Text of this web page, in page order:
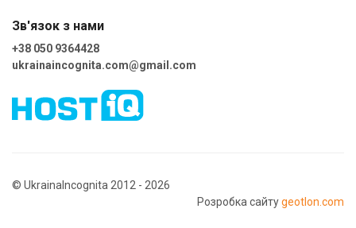
Зв'язок з нами
+38 050 9364428
ukrainaincognita.com@gmail.com
© UkrainaIncognita 2012 - 2026
Розробка сайтуgeotlon.com